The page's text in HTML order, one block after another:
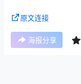
原文连接
海报分享